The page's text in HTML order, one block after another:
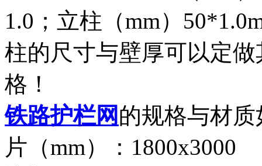
1.0；立柱（mm）
柱的尺寸与壁厚可以定
格！
铁路护栏网 的规格与材质
片（mm）：1800x3000